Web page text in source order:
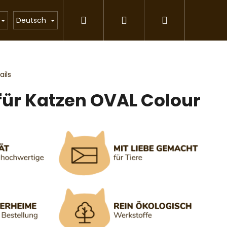
Katzenstreu Geschenkartikel
Deutsch Suchen
Katzen OVAL Colour